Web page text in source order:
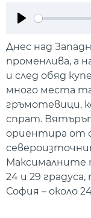
Днес над
променлива, а
и след обяд
много места
гръмотевици,
спрат.
ориентира от
24 и 29
София – около